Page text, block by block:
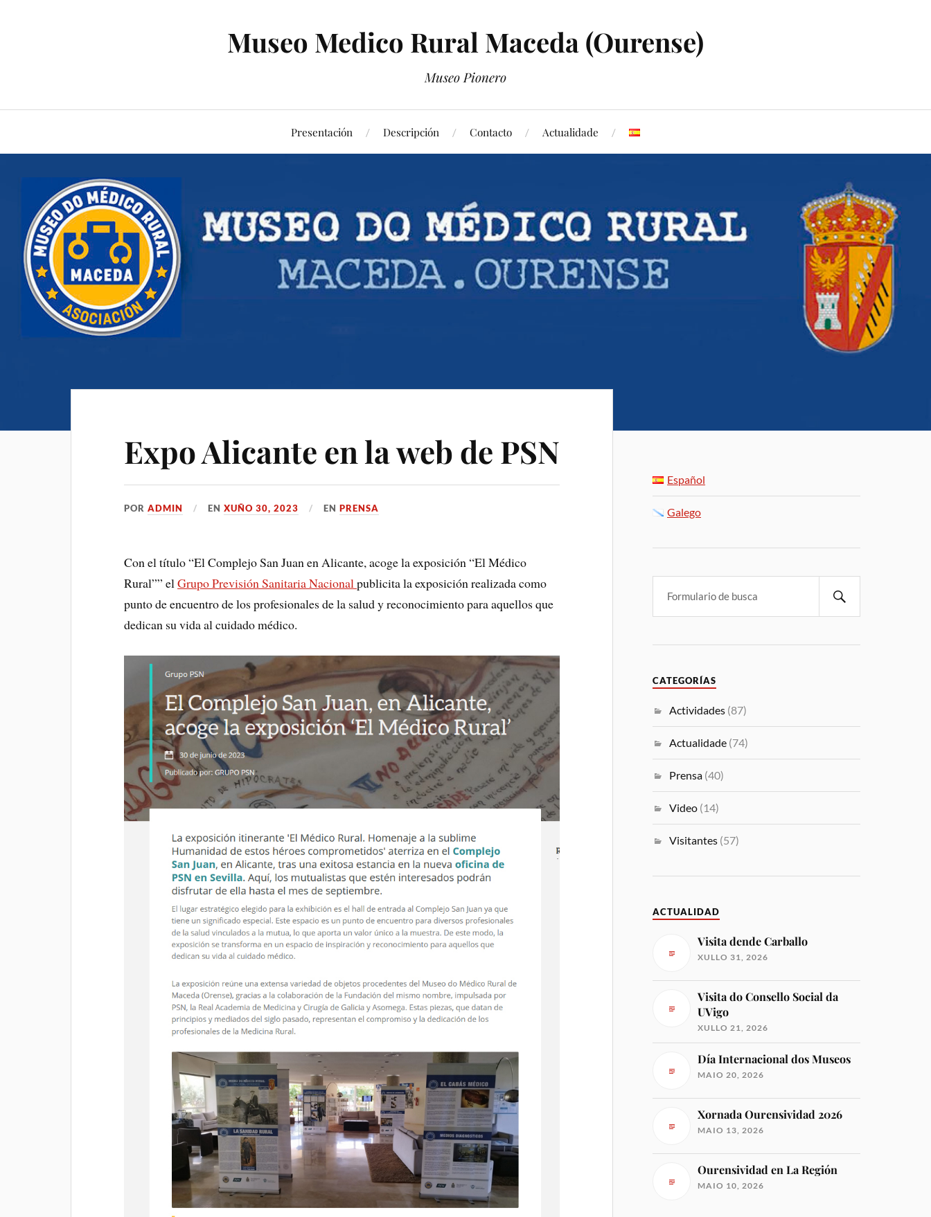
Museo Medico Rural Maceda (Ourense)
Museo Pionero
Presentación Descripción Contacto Actualidade
Expo Alicante en la web de PSN
PORADMIN ENXUÑO 30, 2023 ENPRENSA
Con el título “El Complejo San Juan en Alicante, acoge la exposición “El Médico
Rural”” elGrupo Previsión Sanitaria Nacionalpublicita la exposición realizada como
punto de encuentro de los profesionales de la salud y reconocimiento para aquellos que
dedican su vida al cuidado médico.
Español
Galego
CATEGORÍAS
Actividades (87)
Actualidade (74)
Prensa (40)
Video (14)
Visitantes (57)
ACTUALIDAD
Visita dende Carballo
XULLO 31, 2026
Visita do Consello Social da
UVigo
XULLO 21, 2026
Día Internacional dos Museos
MAIO 20, 2026
Xornada Ourensividad 2026
MAIO 13, 2026
Ourensividad en La Región
MAIO 10, 2026